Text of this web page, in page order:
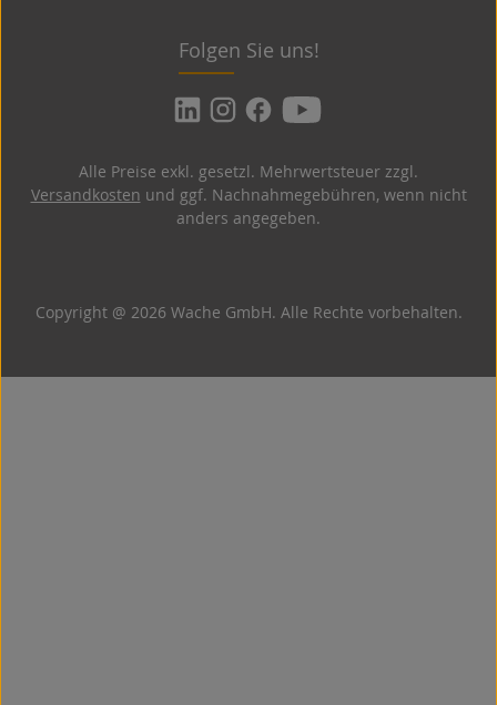
Folgen Sie uns!
Copyright @ 2026 Wache GmbH. Alle Rechte vorbehalten.
Alle Preise exkl. gesetzl. Mehrwertsteuer zzgl.
Versandkosten und ggf. Nachnahmegebühren, wenn nicht
anders angegeben.